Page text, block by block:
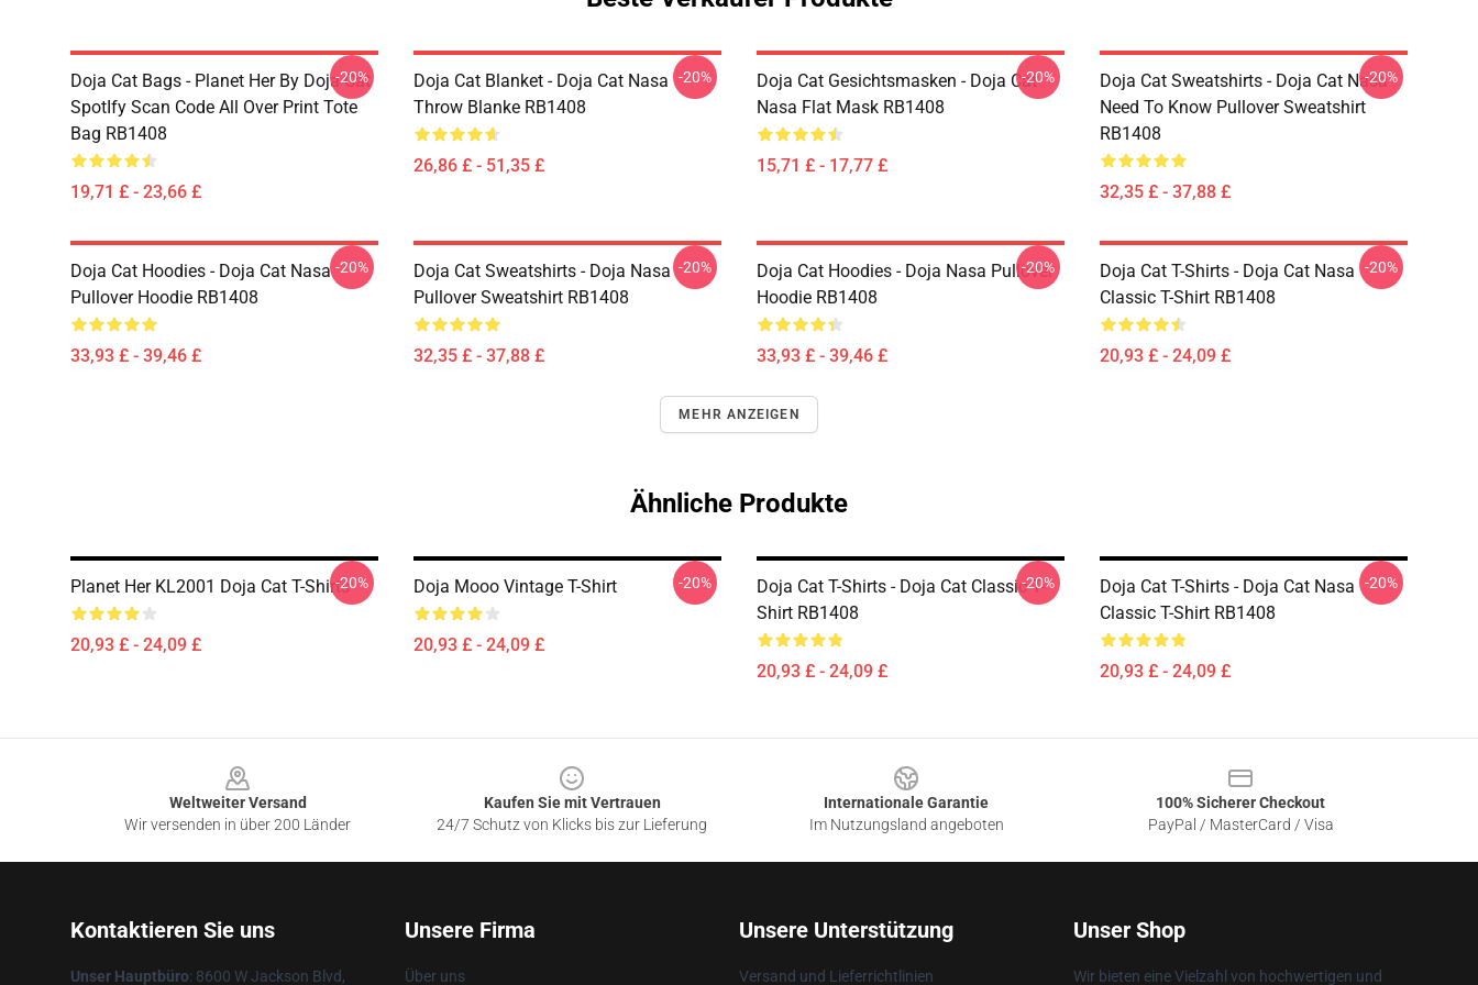
Doja Cat Bags - Planet Her By Doja Cat
SpotIfy Scan Code All Over Print Tote
Bag RB1408
19,71 £ - 23,66 £
-20%
Doja Cat Blanket - Doja Cat Nasa
Throw Blanke RB1408
26,86 £ - 51,35 £
-20%
Doja Cat Gesichtsmasken - Doja Cat
Nasa Flat Mask RB1408
15,71 £ - 17,77 £
-20%
Doja Cat Sweatshirts - Doja Cat Nasa
Need To Know Pullover Sweatshirt
RB1408
32,35 £ - 37,88 £
-20%
Doja Cat Hoodies - Doja Cat Nasa
Pullover Hoodie RB1408
33,93 £ - 39,46 £
-20%
Doja Cat Sweatshirts - Doja Nasa
Pullover Sweatshirt RB1408
32,35 £ - 37,88 £
-20%
Doja Cat Hoodies - Doja Nasa Pullover
Hoodie RB1408
33,93 £ - 39,46 £
-20%
Doja Cat T-Shirts - Doja Cat Nasa
Classic T-Shirt RB1408
20,93 £ - 24,09 £
-20%
MEHR ANZEIGEN
Ähnliche Produkte
Planet Her KL2001 Doja Cat T-Shirts
20,93 £ - 24,09 £
-20% Doja Mooo Vintage T-Shirt
20,93 £ - 24,09 £
-20%
Doja Cat T-Shirts - Doja Cat Classic T-
Shirt RB1408
20,93 £ - 24,09 £
-20%
Doja Cat T-Shirts - Doja Cat Nasa
Classic T-Shirt RB1408
20,93 £ - 24,09 £
-20%
Weltweiter Versand
Wir versenden in über 200 Länder
Kaufen Sie mit Vertrauen
24/7 Schutz von Klicks bis zur Lieferung
Internationale Garantie
Im Nutzungsland angeboten
100% Sicherer Checkout
PayPal / MasterCard / Visa
Kontaktieren Sie uns
Unser Hauptbüro: 8600 W Jackson Blvd,
Unsere Firma
Über uns
Unsere Unterstützung
Versand und Lieferrichtlinien
Unser Shop
Wir bieten eine Vielzahl von hochwertigen und